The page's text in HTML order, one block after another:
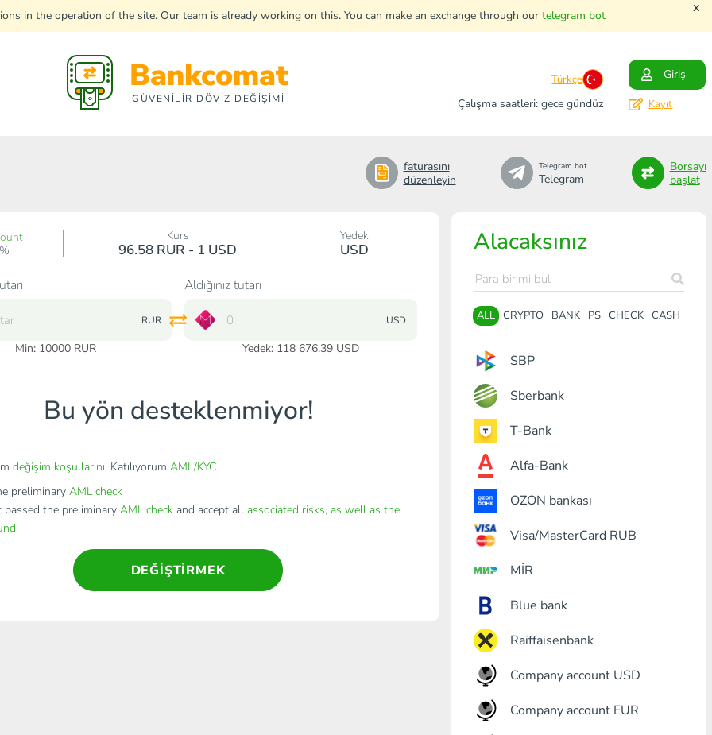
in the operation of the site. Our team is already working on this. You can make an exchange through our telegram bot x
Bankcomat
GÜVENİLİR DÖVİZ DEĞİŞİMİ
Türkçe
Giriş
Çalışma saatleri: gece gündüz
Kayıt
faturasını
düzenleyin
Telegram bot
Telegram
Borsayı
başlat
Alacaksınız
ALL CRYPTO BANK PS CHECK CASH
SBP
Sberbank
T-Bank
Alfa-Bank
OZON bankası
Visa/MasterCard RUB
MİR
Blue bank
Raiffaisenbank
Company account USD
Company account EUR
Kurs
96.58 RUR - 1 USD
Yedek
USD
RUR
Min: 10000 RUR
Aldığınız tutarı
USD
Yedek: 118 676.39 USD
Bu yön desteklenmiyor!
değişim koşullarını. Katılıyorum AML/KYC
preliminary AML check
the preliminary AML checkand accept all associated risks, as well as the
DEĞIŞTIRMEK